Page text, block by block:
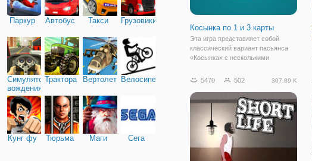
Паркур Автобус Такси Грузовики
Симулятор
вождения
Трактора ВертолетыВелосипед
Кунг фу Тюрьма Маги Сега
Косынка по 1 и 3 карты
Эта игра представляет собой
классический вариант пасьянса
«Косынка» с несколькими
в одном приложении для удобства
пасьянса просты. В начале игры
перед вами
5470 502 307.89 K